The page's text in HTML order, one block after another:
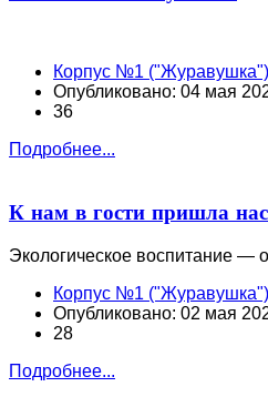
Корпус №1 ("Журавушка")
Опубликовано: 04 мая
36
Подробнее...
К нам в гости пришла
Экологическое воспитание —
Корпус №1 ("Журавушка")
Опубликовано: 02 мая
28
Подробнее...